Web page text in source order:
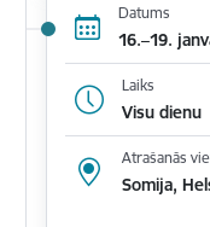
Datums
16.–19.
Laiks
Visu dienu
Atrašanās
Somija,